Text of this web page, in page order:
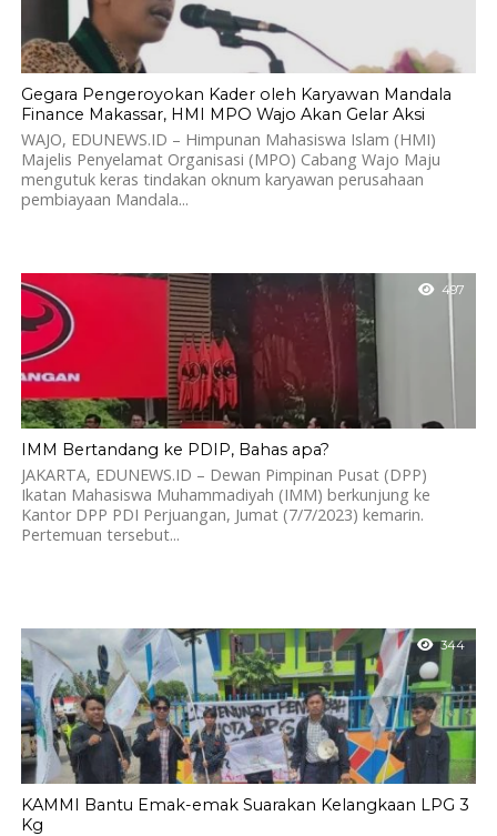
Gegara Pengeroyokan Kader oleh Karyawan Mandala
Finance Makassar, HMI MPO Wajo Akan Gelar Aksi
WAJO, EDUNEWS.ID – Himpunan Mahasiswa Islam (HMI)
Majelis Penyelamat Organisasi (MPO) Cabang Wajo Maju
mengutuk keras tindakan oknum karyawan perusahaan
pembiayaan Mandala...
497
IMM Bertandang ke PDIP, Bahas apa?
JAKARTA, EDUNEWS.ID – Dewan Pimpinan Pusat (DPP)
Ikatan Mahasiswa Muhammadiyah (IMM) berkunjung ke
Kantor DPP PDI Perjuangan, Jumat (7/7/2023) kemarin.
Pertemuan tersebut...
344
KAMMI Bantu Emak-emak Suarakan Kelangkaan LPG 3
Kg